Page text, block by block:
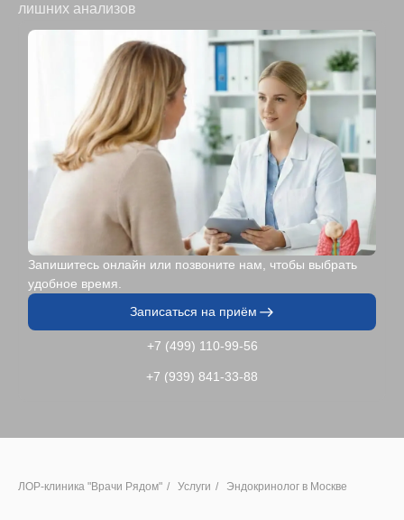
лишних анализов
Запишитесь онлайн или позвоните нам, чтобы выбрать
удобное время.
Записаться на приём
+7 (499) 110-99-56
+7 (939) 841-33-88
ЛОР-клиника "Врачи Рядом" / Услуги / Эндокринолог в Москве